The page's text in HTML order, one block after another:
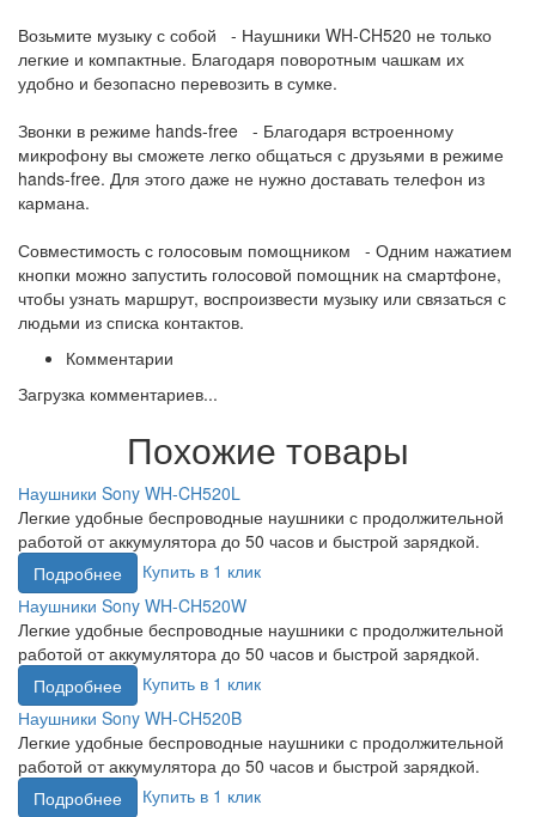
Возьмите музыку с собой - Наушники WH-CH520 не только
легкие и компактные. Благодаря поворотным чашкам их
удобно и безопасно перевозить в сумке.
Звонки в режиме hands-free - Благодаря встроенному
микрофону вы сможете легко общаться с друзьями в режиме
hands-free. Для этого даже не нужно доставать телефон из
кармана.
Совместимость с голосовым помощником - Одним нажатием
кнопки можно запустить голосовой помощник на смартфоне,
чтобы узнать маршрут, воспроизвести музыку или связаться с
людьми из списка контактов.
Комментарии
Загрузка комментариев...
Похожие товары
Наушники Sony WH-CH520L
Легкие удобные беспроводные наушники с продолжительной
работой от аккумулятора до 50 часов и быстрой зарядкой.
Подробнее
Купить в 1 клик
Наушники Sony WH-CH520W
Легкие удобные беспроводные наушники с продолжительной
работой от аккумулятора до 50 часов и быстрой зарядкой.
Подробнее
Купить в 1 клик
Наушники Sony WH-CH520B
Легкие удобные беспроводные наушники с продолжительной
работой от аккумулятора до 50 часов и быстрой зарядкой.
Подробнее
Купить в 1 клик